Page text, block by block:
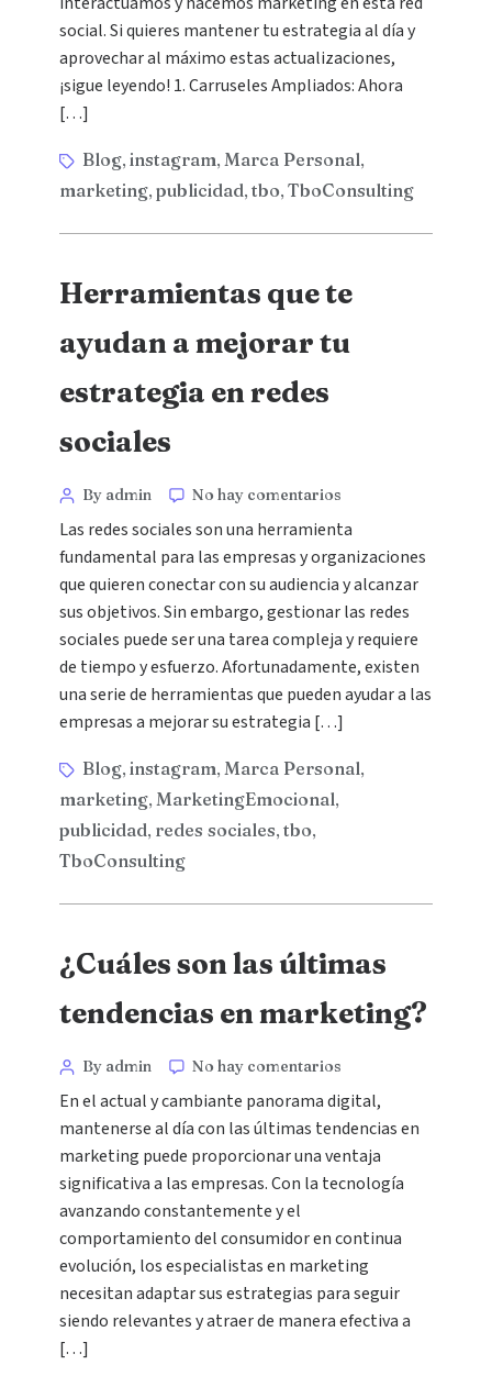
social. Si quieres mantener tu estrategia al día y
aprovechar al máximo estas actualizaciones,
¡sigue leyendo! 1. Carruseles Ampliados: Ahora
[…]
Blog,instagram,Marca Personal,
marketing,publicidad,tbo,TboConsulting
Herramientas que te
ayudan a mejorar tu
estrategia en redes
sociales
By admin No hay comentarios
Las redes sociales son una herramienta
fundamental para las empresas y organizaciones
que quieren conectar con su audiencia y alcanzar
sus objetivos. Sin embargo, gestionar las redes
sociales puede ser una tarea compleja y requiere
de tiempo y esfuerzo. Afortunadamente, existen
una serie de herramientas que pueden ayudar a las
empresas a mejorar su estrategia […]
Blog,instagram,Marca Personal,
marketing,MarketingEmocional,
publicidad, redes sociales,tbo,
TboConsulting
¿Cuáles son las últimas
tendencias en marketing?
By admin No hay comentarios
En el actual y cambiante panorama digital,
mantenerse al día con las últimas tendencias en
marketing puede proporcionar una ventaja
significativa a las empresas. Con la tecnología
avanzando constantemente y el
comportamiento del consumidor en continua
evolución, los especialistas en marketing
necesitan adaptar sus estrategias para seguir
siendo relevantes y atraer de manera efectiva a
[…]